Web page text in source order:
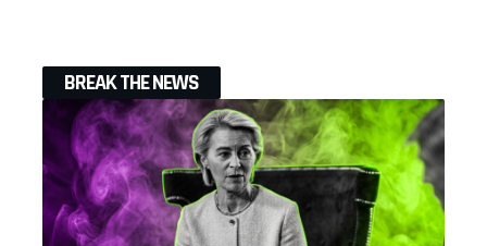
BREAK THE NEWS